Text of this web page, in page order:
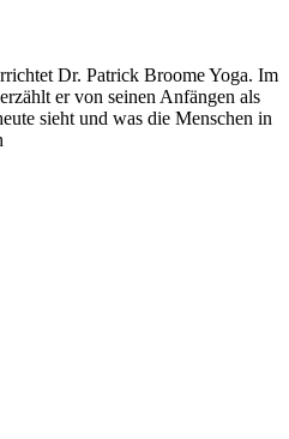
Dr. Patrick Broome Yoga. Im
er von seinen Anfängen als
sieht und was die Menschen in